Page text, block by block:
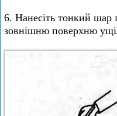
6. Нанесіть тонкий шар
зовнішню поверхню